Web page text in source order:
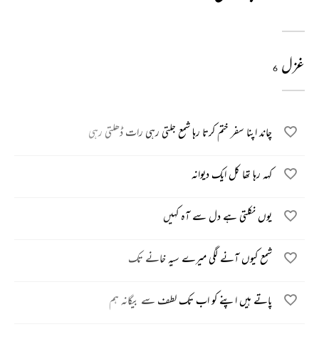
غزل 6
چاند اپنا سفر ختم کرتا رہا شمع جلتی رہی رات ڈھلتی رہی
کہہ رہا تھا کل ایک دیوانہ
یوں نکلتی ہے دل سے آہ کہیں
شمع کیوں آنے لگی میرے سیہ خانے تک
پاتے ہیں اپنے کو اب تک لطف سے بیگانہ ہم